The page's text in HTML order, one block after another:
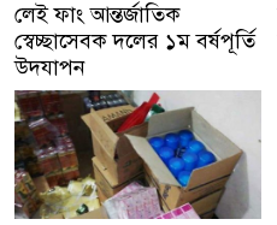
লেই ফাং আন্তর্জাতিক
স্বেচ্ছাসেবক দলের ১ম বর্ষপূর্তি
উদযাপন